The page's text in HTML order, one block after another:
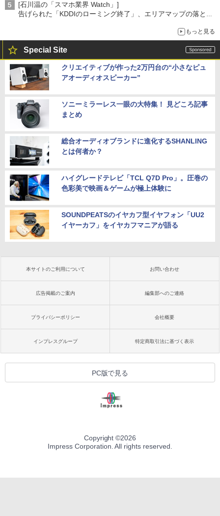
[石川温の「スマホ業界 Watch」]
告げられた「KDDIのローミング終了」、エリアマップの落とし
もっと見る
Special Site
クリエイティブが作った2万円台の“小さなピュ
アオーディオスピーカー”
ソニーミラーレス一眼の大特集！ 見どころ記事
まとめ
総合オーディオブランドに進化するSHANLING
とは何者か？
ハイグレードテレビ「TCL Q7D Pro」。圧巻の
色彩美で映画＆ゲームが極上体験に
SOUNDPEATSのイヤカフ型イヤフォン「UU2
イヤーカフ」をイヤカフマニアが語る
本サイトのご利用について お問い合わせ
広告掲載のご案内 編集部へのご連絡
プライバシーポリシー 会社概要
インプレスグループ 特定商取引法に基づく表示
PC版で見る
Copyright ©2026
Impress Corporation. All rights reserved.